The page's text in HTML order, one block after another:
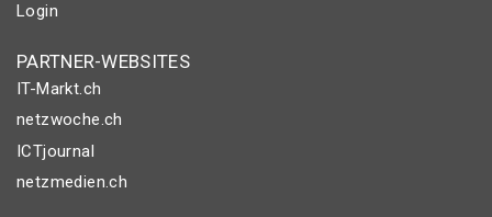
Login
PARTNER-WEBSITES
IT-Markt.ch
netzwoche.ch
ICTjournal
netzmedien.ch